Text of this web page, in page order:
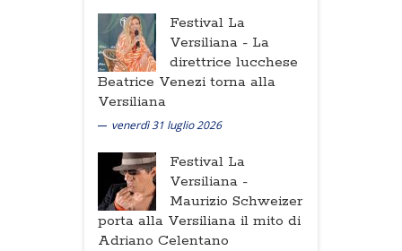
Festival La
Versiliana - La
direttrice lucchese
Beatrice Venezi torna alla
Versiliana
venerdì 31 luglio 2026
Festival La
Versiliana -
Maurizio Schweizer
porta alla Versiliana il mito di
Adriano Celentano